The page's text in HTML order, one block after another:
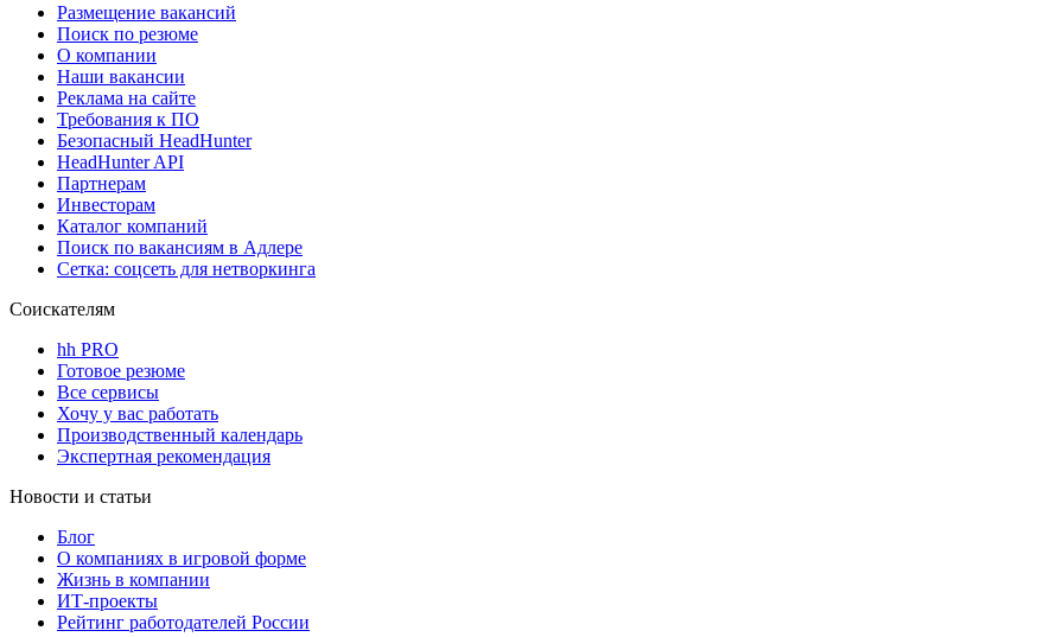
Размещение вакансий
Поиск по резюме
О компании
Наши вакансии
Реклама на сайте
Требования к ПО
Безопасный HeadHunter
HeadHunter API
Партнерам
Инвесторам
Каталог компаний
Поиск по вакансиям в Адлере
Сетка: соцсеть для нетворкинга
Соискателям
hh PRO
Готовое резюме
Все сервисы
Хочу у вас работать
Производственный календарь
Экспертная рекомендация
Новости и статьи
Блог
О компаниях в игровой форме
Жизнь в компании
ИТ-проекты
Рейтинг работодателей России